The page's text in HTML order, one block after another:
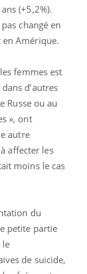
(+5,2%).
changé en
en Amérique.
femmes est
d’autres
Russe ou au
», ont
autre
affecter les
moins le cas
du
petite partie
le
de suicide,